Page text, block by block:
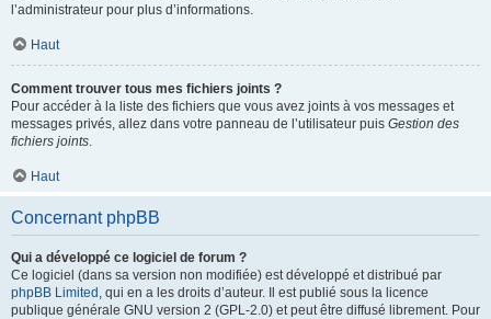
l’administrateur pour plus d’informations.
Haut
Comment trouver tous mes fichiers joints ?
Pour accéder à la liste des fichiers que vous avez joints à vos messages et
messages privés, allez dans votre panneau de l’utilisateur puis Gestion des
fichiers joints.
Haut
Concernant phpBB
Qui a développé ce logiciel de forum ?
Ce logiciel (dans sa version non modifiée) est développé et distribué par
phpBB Limited , qui en a les droits d’auteur. Il est publié sous la licence
publique générale GNU version 2 (GPL-2.0) et peut être diffusé librement. Pour